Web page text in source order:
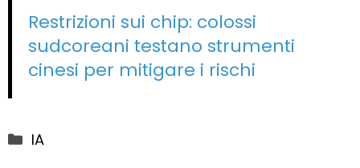
Restrizioni sui chip: colossi
sudcoreani testano strumenti
cinesi per mitigare i rischi
Categorie
IA